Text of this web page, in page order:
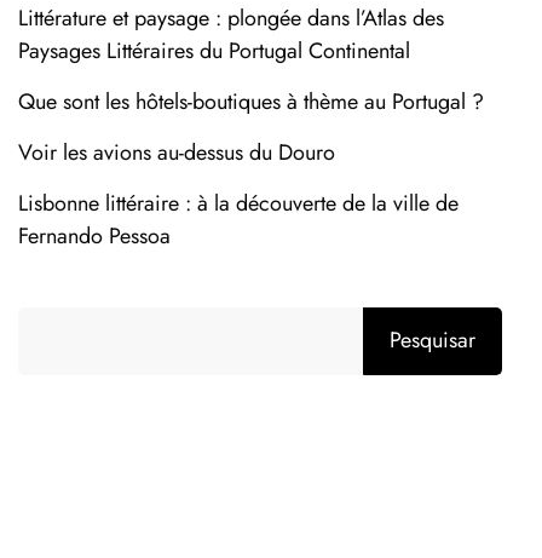
Littérature et paysage : plongée dans l’Atlas des
Paysages Littéraires du Portugal Continental
Que sont les hôtels-boutiques à thème au Portugal ?
Voir les avions au-dessus du Douro
Lisbonne littéraire : à la découverte de la ville de
Fernando Pessoa
Pesquisar